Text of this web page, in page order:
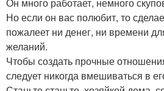
Но если он вас полюбит, то
пожалеет ни денег, ни времени
желаний.
Чтобы создать прочные
следует никогда вмешиваться в